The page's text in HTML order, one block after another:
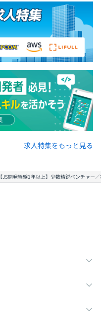
求人特集をもっと見る
【JS開発経験1年以上】少数精鋭ベンチャ